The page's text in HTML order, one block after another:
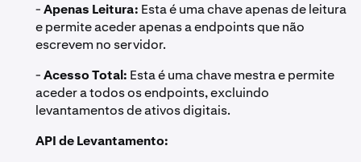
-Apenas Leitura: Esta é uma chave apenas de leitura
e permite aceder apenas a endpoints que não
escrevem no servidor.
-Acesso Total: Esta é uma chave mestra e permite
aceder a todos os endpoints, excluindo
levantamentos de ativos digitais.
API de Levantamento: